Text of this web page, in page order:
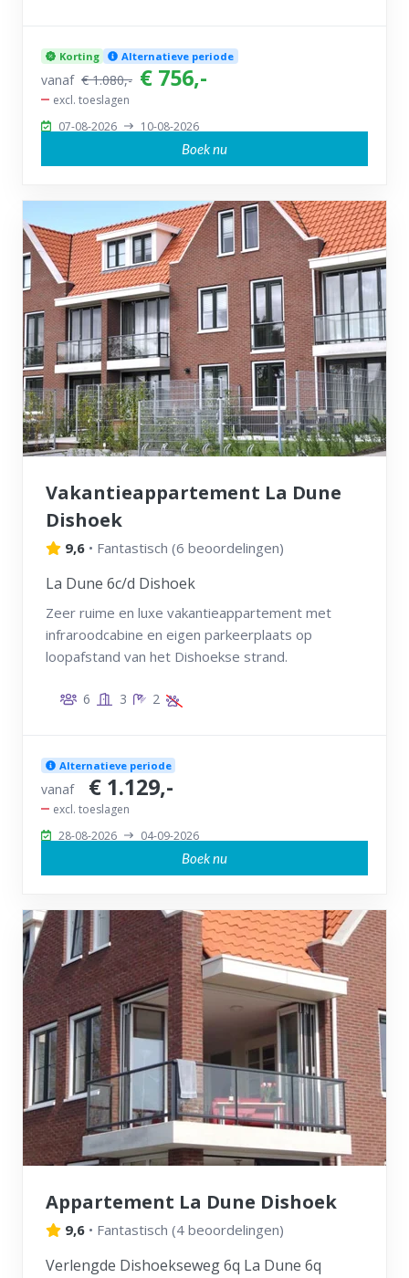
Korting Alternatieve periode
vanaf € 1.080,- € 756,-
excl. toeslagen
07-08-2026
10-08-2026
Boek nu
Vakantieappartement La Dune
Dishoek
9,6 • Fantastisch (6 beoordelingen)
La Dune 6c/d Dishoek
Zeer ruime en luxe vakantieappartement met
infraroodcabine en eigen parkeerplaats op
loopafstand van het Dishoekse strand.
6 3 2
Alternatieve periode
vanaf € 1.129,-
excl. toeslagen
28-08-2026
04-09-2026
Boek nu
Appartement La Dune Dishoek
9,6 • Fantastisch (4 beoordelingen)
Verlengde Dishoekseweg 6q La Dune 6q